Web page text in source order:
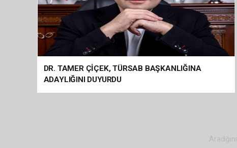
DR. TAMER ÇİÇEK, TÜRSAB BAŞKANLIĞINA
ADAYLIĞINI DUYURDU